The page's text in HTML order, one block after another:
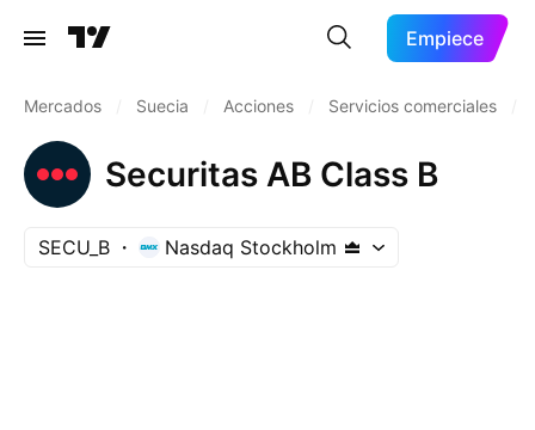
Empiece
Mercados Suecia Acciones Servicios comerciales
Securitas AB Class B
SECU_B Nasdaq Stockholm